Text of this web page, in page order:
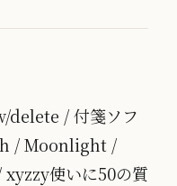
/ 付箋ソフ
/ Moonlight /
使いに50の質